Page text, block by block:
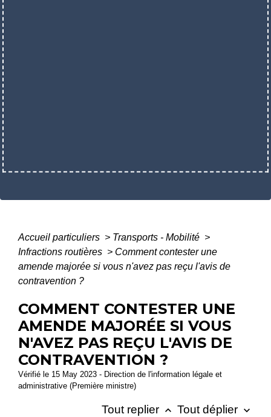
Accueil particuliers > Transports - Mobilité >
Infractions routières > Comment contester une
amende majorée si vous n'avez pas reçu l'avis de
contravention ?
COMMENT CONTESTER UNE
AMENDE MAJORÉE SI VOUS
N'AVEZ PAS REÇU L'AVIS DE
CONTRAVENTION ?
Vérifié le 15 May 2023 - Direction de l'information légale et
administrative (Première ministre)
Tout replier keyboard_arrow_up Tout déplier keyboard_arrow_down